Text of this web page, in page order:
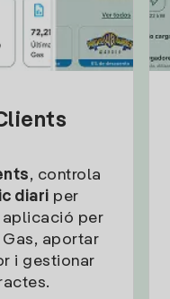
, controla
diari per
aplicació per
aportar
i gestionar